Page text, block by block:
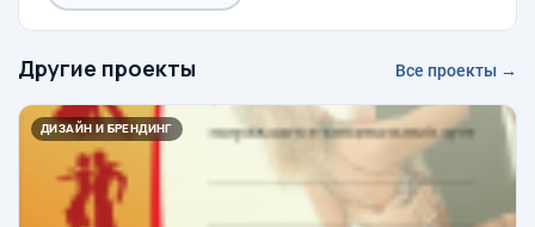
Другие проекты Все проекты →
ДИЗАЙН И БРЕНДИНГ